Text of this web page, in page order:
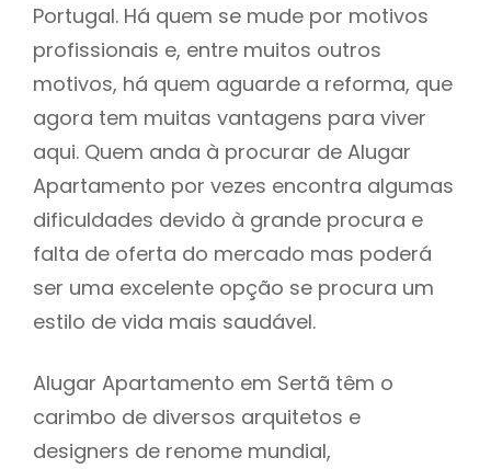
Portugal. Há quem se mude por motivos
profissionais e, entre muitos outros
motivos, há quem aguarde a reforma, que
agora tem muitas vantagens para viver
aqui. Quem anda à procurar de Alugar
Apartamento por vezes encontra algumas
dificuldades devido à grande procura e
falta de oferta do mercado mas poderá
ser uma excelente opção se procura um
estilo de vida mais saudável.
Alugar Apartamento em Sertã têm o
carimbo de diversos arquitetos e
designers de renome mundial,